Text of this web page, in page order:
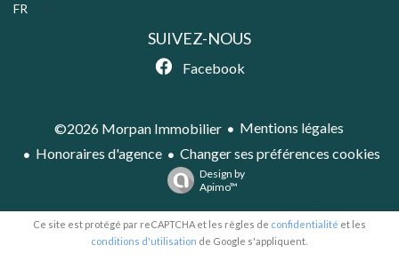
FR
SUIVEZ-NOUS
Facebook
©2026 Morpan Immobilier
Mentions légales
Honoraires d'agence
Changer ses préférences cookies
Design by
Apimo™
Ce site est protégé par reCAPTCHA et les règles de confidentialité et les
conditions d'utilisation de Google s'appliquent.